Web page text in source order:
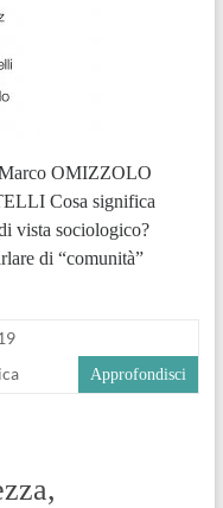
OMIZZOLO
Cosa significa
vista sociologico?
di “comunità”
Approfondisci